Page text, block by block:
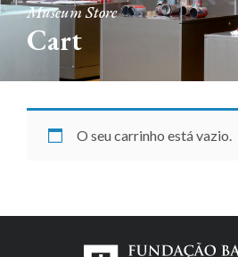
Museum Store
Cart
O seu carrinho está vazio.